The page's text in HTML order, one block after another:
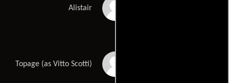
Alistair
Topage (as Vitto Scotti)